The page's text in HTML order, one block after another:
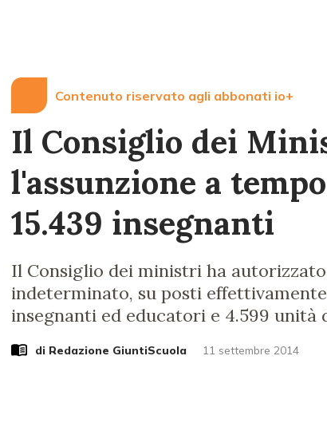
Contenuto riservato agli abbonati io+
Il Consiglio dei
l'assunzione a
15.439 insegnanti
Il Consiglio dei ministri ha
indeterminato, su posti
insegnanti ed educatori e 4.599 unità
di Redazione GiuntiScuola 11 settembre 2014